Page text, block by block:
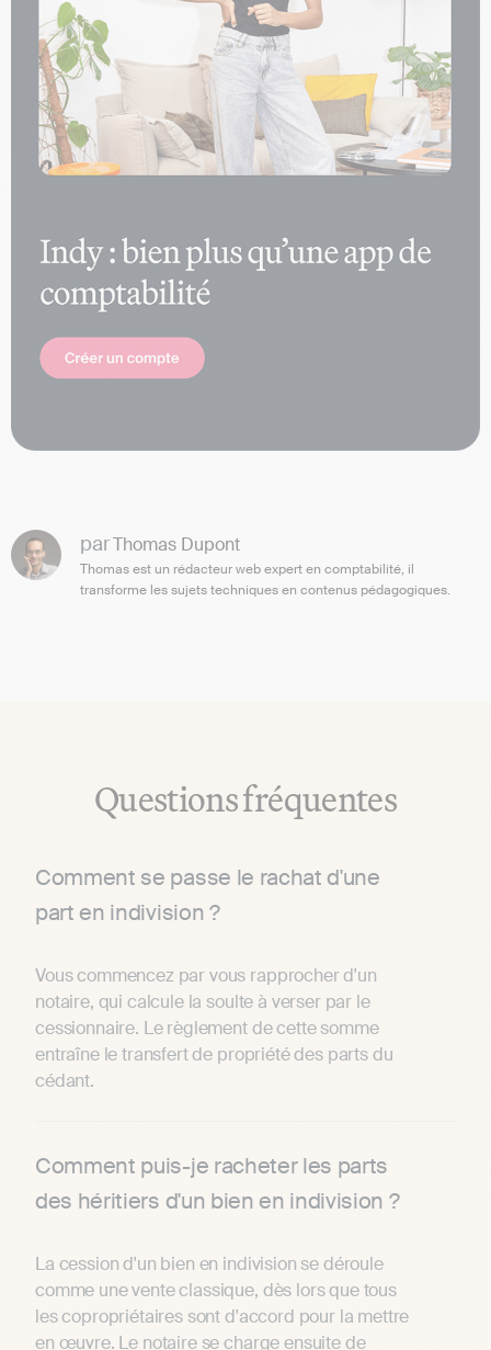
parThomas Dupont
Thomas est un rédacteur web expert en comptabilité, il
transforme les sujets techniques en contenus pédagogiques.
Questions fréquentes
Comment se passe le rachat d'une
part en indivision ?
Vous commencez par vous rapprocher d'un
notaire, qui calcule la soulte à verser par le
cessionnaire. Le règlement de cette somme
entraîne le transfert de propriété des parts du
cédant.
Comment puis-je racheter les parts
des héritiers d'un bien en indivision ?
La cession d'un bien en indivision se déroule
comme une vente classique, dès lors que tous
les copropriétaires sont d'accord pour la mettre
en œuvre. Le notaire se charge ensuite de